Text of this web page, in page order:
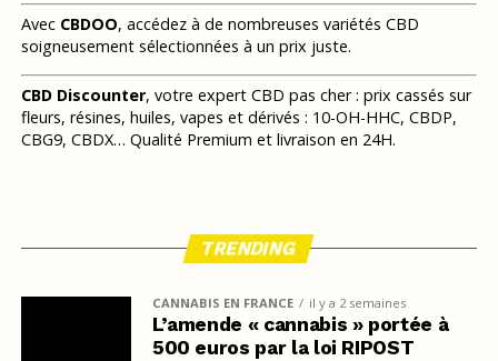
Avec CBDOO, accédez à de nombreuses variétés CBD
soigneusement sélectionnées à un prix juste.
CBD Discounter, votre expert CBD pas cher : prix cassés sur
fleurs, résines, huiles, vapes et dérivés : 10-OH-HHC, CBDP,
CBG9, CBDX… Qualité Premium et livraison en 24H.
TRENDING
CANNABIS EN FRANCE il y a 2 semaines
L’amende « cannabis » portée à
500 euros par la loi RIPOST